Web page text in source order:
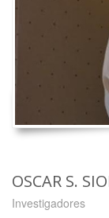
OSCAR S.
Investigadores